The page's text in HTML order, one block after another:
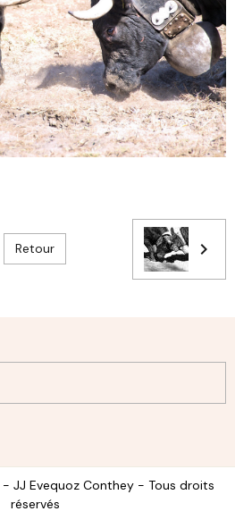
Retour
JJ Evequoz Conthey - Tous droits
réservés